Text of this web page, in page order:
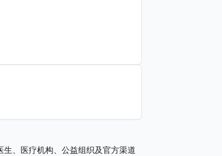
、医疗机构、公益组织及官方渠道